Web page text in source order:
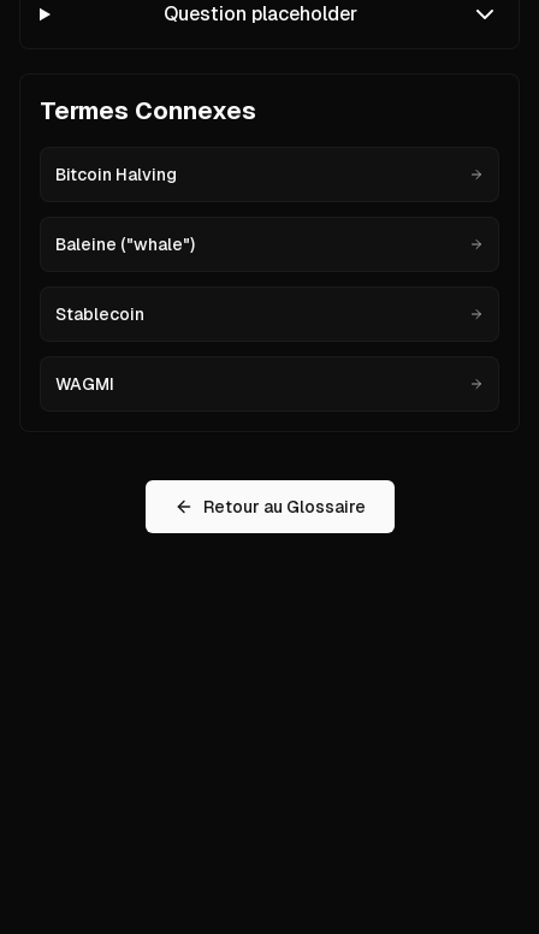
Question placeholder
Termes Connexes
Bitcoin Halving
Baleine ("whale")
Stablecoin
WAGMI
Retour au Glossaire